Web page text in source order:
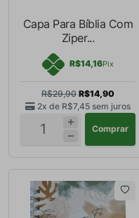
Capa Para Bíblia Com
Ziper...
R$14,16Pix
R$29,90 R$14,90
2x de R$7,45 sem juros
Comprar